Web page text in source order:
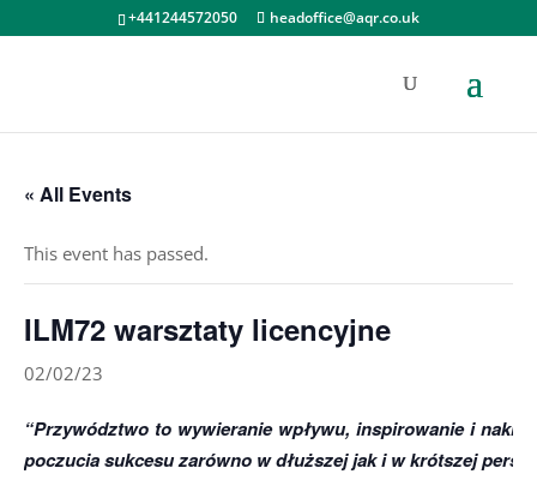
+441244572050 headoffice@aqr.co.uk
« All Events
This event has passed.
ILM72 warsztaty licencyjne
02/02/23
“Przywództwo to wywieranie wpływu, inspirowanie i
poczucia sukcesu zarówno w dłuższej jak i w krótszej